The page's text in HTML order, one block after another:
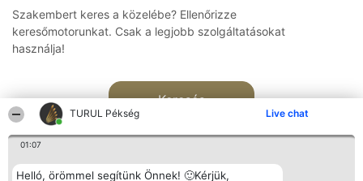
TURUL Pékség Live chat
01:07
Helló, örömmel segítünk Önnek! 🙂Kérjük,
Szakembert keres a közelébe? Ellenőrizze
keresőmotorunkat. Csak a legjobb szolgáltatásokat
használja!
Keresés